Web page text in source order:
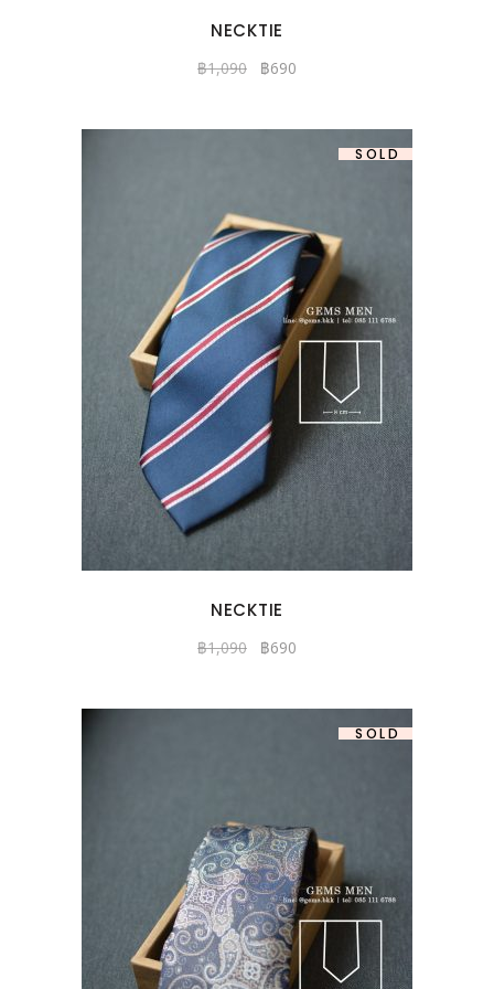
NECKTIE
฿1,090 ฿690
-37%
SOLD
NECKTIE
฿1,090 ฿690
-37%
SOLD